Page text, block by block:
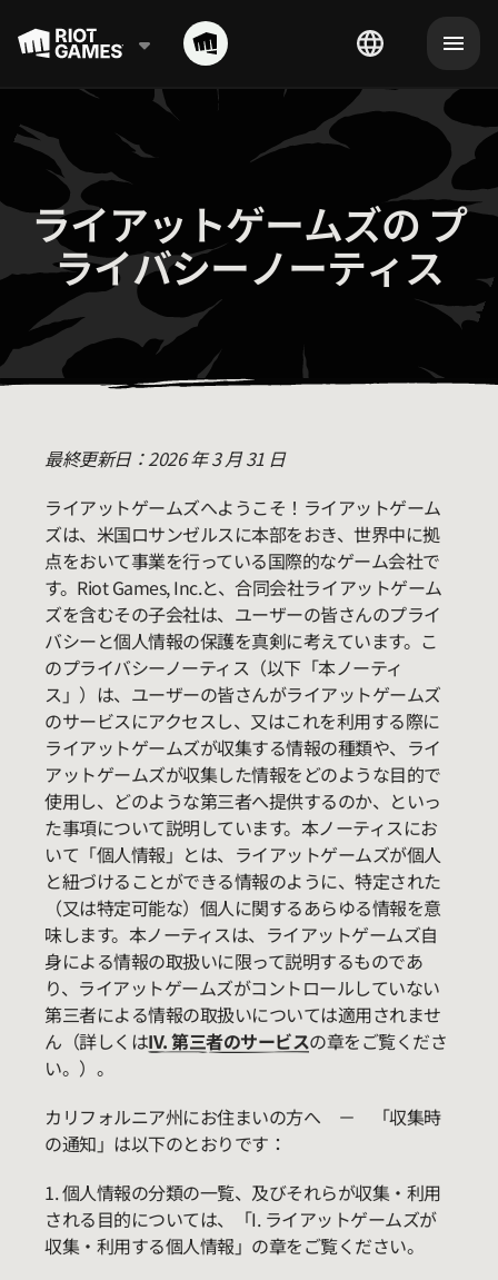
ライアットゲームズの プ
ライバシーノーティス
最終更新日：2026 年 3 月 31 日
ライアットゲームズへようこそ！ライアットゲーム
ズは、米国ロサンゼルスに本部をおき、世界中に拠
点をおいて事業を行っている国際的なゲーム会社で
す。Riot Games, Inc.と、合同会社ライアットゲーム
ズを含むその子会社は、ユーザーの皆さんのプライ
バシーと個人情報の保護を真剣に考えています。こ
のプライバシーノーティス（以下「本ノーティ
ス」）は、ユーザーの皆さんがライアットゲームズ
のサービスにアクセスし、又はこれを利用する際に
ライアットゲームズが収集する情報の種類や、ライ
アットゲームズが収集した情報をどのような目的で
使用し、どのような第三者へ提供するのか、といっ
た事項について説明しています。本ノーティスにお
いて「個人情報」とは、ライアットゲームズが個人
と紐づけることができる情報のように、特定された
（又は特定可能な）個人に関するあらゆる情報を意
味します。本ノーティスは、ライアットゲームズ自
身による情報の取扱いに限って説明するものであ
り、ライアットゲームズがコントロールしていない
第三者による情報の取扱いについては適用されませ
ん（詳しくはIV. 第三者のサービスの章をご覧くださ
い。）。
カリフォルニア州にお住まいの方へ － 「収集時
の通知」は以下のとおりです：
1. 個人情報の分類の一覧、及びそれらが収集・利用
される目的については、「I. ライアットゲームズが
収集・利用する個人情報」の章をご覧ください。